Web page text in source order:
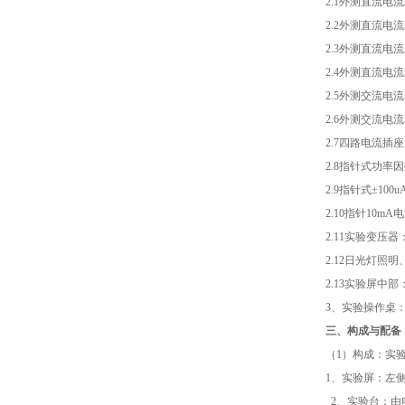
2.2外测直流电
2.3外测直流电
2.4外测直流电
2.5外测交流电
2.6外测交流电
2.7四路电流插
2.8指针式功率
2.9指针式
2.10指针10mA
2.11实验变压器
2.12日光灯照明
2.13实验屏中部
3、实验操作桌
三、构成与配备
（ 1）构成：实
1、实验屏：左
2、实验台：